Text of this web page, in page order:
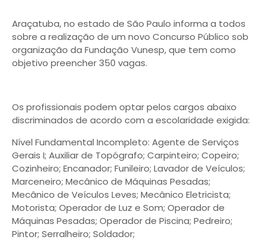
Araçatuba, no estado de São Paulo informa a todos
sobre a realização de um novo Concurso Público sob
organização da Fundação Vunesp, que tem como
objetivo preencher 350 vagas.
Os profissionais podem optar pelos cargos abaixo
discriminados de acordo com a escolaridade exigida:
Nível Fundamental Incompleto: Agente de Serviços
Gerais I; Auxiliar de Topógrafo; Carpinteiro; Copeiro;
Cozinheiro; Encanador; Funileiro; Lavador de Veículos;
Marceneiro; Mecânico de Máquinas Pesadas;
Mecânico de Veículos Leves; Mecânico Eletricista;
Motorista; Operador de Luz e Som; Operador de
Máquinas Pesadas; Operador de Piscina; Pedreiro;
Pintor; Serralheiro; Soldador;